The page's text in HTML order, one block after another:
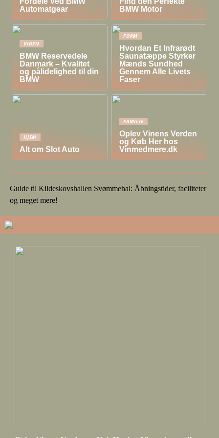
Automatgear
BMW Motor
VIDEN
BMW Reservedele
Danmark – Kvalitet
og pålidelighed til din
BMW
FORM
Hvordan Et Infrarødt
Saunatæppe Styrker
Mænds Sundhed
Gennem Alle Livets
Faser
HJEM
Alt om Slot Auto
FAMILIE
Oplev Vinens Verden
og Køb Her hos
Vinmedmere.dk
Guide til Kildeskovshallen Svømmehal: Åbningstider, faciliteter
og meget mere!